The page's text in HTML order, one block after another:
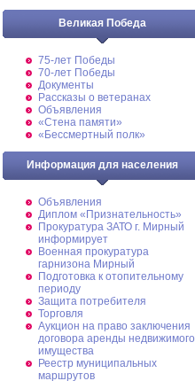
Великая Победа
75-лет Победы
70-лет Победы
Документы
Рассказы о ветеранах
Объявления
«Стена памяти»
«Бессмертный полк»
Информация для населения
Объявления
Диплом «Признательность»
Прокуратура ЗАТО г. Мирный
информирует
Военная прокуратура
гарнизона Мирный
Подготовка к отопительному
периоду
Защита потребителя
Торговля
Аукцион на право заключения
договора аренды недвижимого
имущества
Реестр муниципальных
маршрутов